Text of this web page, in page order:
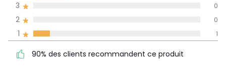
4 2
51 1
2 0
3 0
90% des clients recommandent ce produit